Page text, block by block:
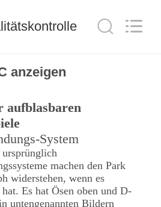
anzeigen
aufblasbaren
System
machen den Park
widerstehen, wenn es
Es hat Ösen oben und D-
untengenannten Bildern